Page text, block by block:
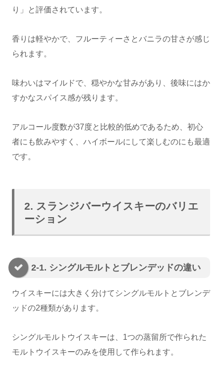
り」と評価されています。
香りは軽やかで、フルーティーさとバニラの甘さが感じ
られます。
味わいはマイルドで、穏やかな甘みがあり、後味にはか
すかなスパイス感が残ります。
アルコール度数が37度と比較的低めであるため、初心
者にも飲みやすく、ハイボールにして楽しむのにも最適
です。
2. スランジバーウイスキーのバリエ
ーション
2-1. シングルモルトとブレンデッドの違い
ウイスキーには大きく分けてシングルモルトとブレンデ
ッドの2種類があります。
シングルモルトウイスキーは、1つの蒸留所で作られた
モルトウイスキーのみを使用して作られます。